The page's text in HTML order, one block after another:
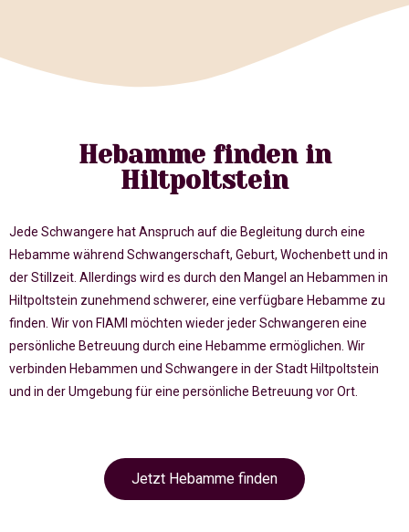
Hebamme finden in
Hiltpoltstein
Jede Schwangere hat Anspruch auf die Begleitung durch eine
Hebamme während Schwangerschaft, Geburt, Wochenbett und in
der Stillzeit. Allerdings wird es durch den Mangel an Hebammen in
Hiltpoltstein zunehmend schwerer, eine verfügbare Hebamme zu
finden. Wir von FIAMI möchten wieder jeder Schwangeren eine
persönliche Betreuung durch eine Hebamme ermöglichen. Wir
verbinden Hebammen und Schwangere in der Stadt Hiltpoltstein
und in der Umgebung für eine persönliche Betreuung vor Ort.
Jetzt Hebamme finden